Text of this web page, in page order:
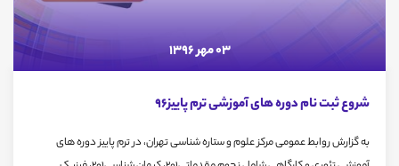
03 مهر 1396
شروع ثبت نام دوره های آموزشی ترم پاییز96
به گزارش روابط عمومی مرکز علوم و ستاره شناسی تهران، در ترم پاییز دوره های